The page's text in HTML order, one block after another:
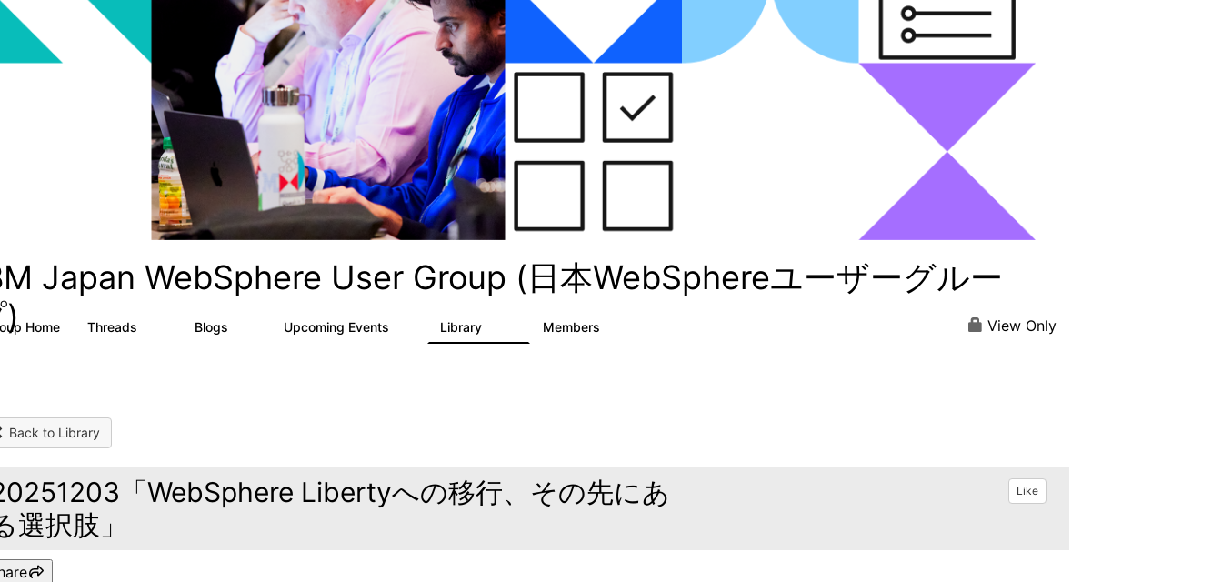
Japan WebSphere User Group (日本WebSphereユーザーグルー
) Home Threads Blogs Upcoming Events Library Members View Only
Back to Library
「WebSphere Libertyへの移行、その先にあ
選択肢」
Like